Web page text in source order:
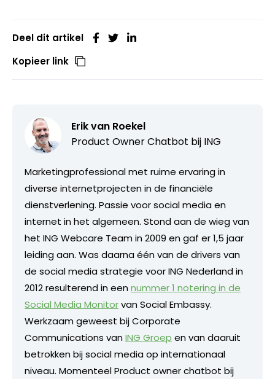
Deel dit artikel
Kopieer link
Erik van Roekel
Product Owner Chatbot bij ING
Marketingprofessional met ruime ervaring in
diverse internetprojecten in de financiële
dienstverlening. Passie voor social media en
internet in het algemeen. Stond aan de wieg van
het ING Webcare Team in 2009 en gaf er 1,5 jaar
leiding aan. Was daarna één van de drivers van
de social media strategie voor ING Nederland in
2012 resulterend in eennummer 1 notering in de
Social Media Monitorvan Social Embassy.
Werkzaam geweest bij Corporate
Communications vanING Groep en van daaruit
betrokken bij social media op internationaal
niveau. Momenteel Product owner chatbot bij